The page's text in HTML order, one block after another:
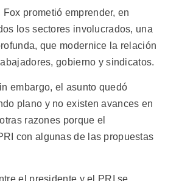
prometió emprender, en
los sectores involucrados, una
que modernice la relación
gobierno y sindicatos.
embargo, el asunto quedó
plano y no existen avances en
razones porque el
con algunas de las propuestas
el presidente y el PRI se